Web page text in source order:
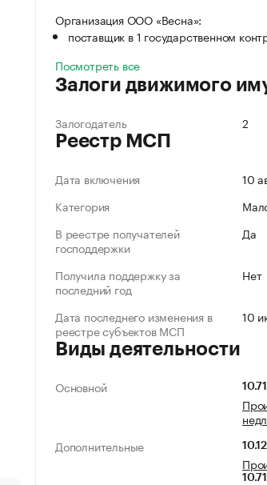
Организация ООО «Весна»:
поставщик в 1 государственном
Посмотреть все
Залоги движимого
Залогодатель 2
Реестр МСП
Дата включения
10
Категория
В реестре получателей
господдержки
Да
Получила поддержку за
последний год
Нет
Дата последнего изменения в
реестре субъектов МСП
10
Виды деятельности
Основной
Дополнительные
10.12